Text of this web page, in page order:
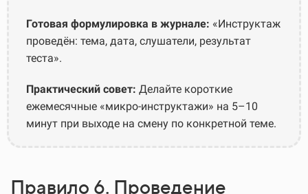
Готовая формулировка в журнале: «Инструктаж
проведён: тема, дата, слушатели, результат
теста».
Практический совет: Делайте короткие
ежемесячные «микро-инструктажи» на 5–10
минут при выходе на смену по конкретной теме.
Правило 6. Проведение